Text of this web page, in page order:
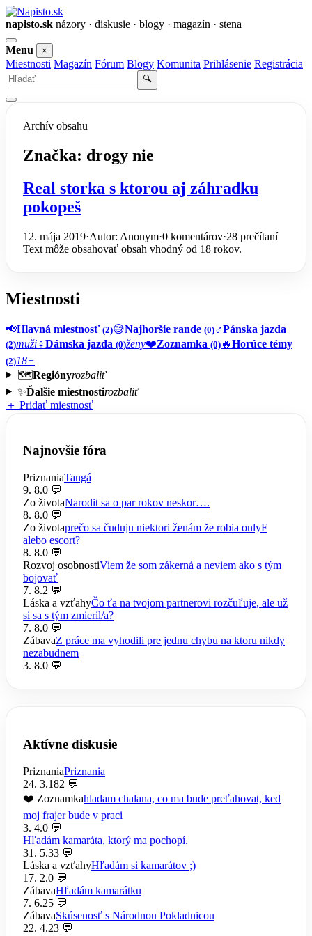
napisto.sk názory · diskusie · blogy · magazín · stena
Otvoriť
menu
Menu ×
Miestnosti Magazín Fórum Blogy Komunita Prihlásenie Registrácia
Vyhľadať
🔍
Archív obsahu
Značka: drogy nie
Real storka s ktorou aj záhradku
pokopeš
12. mája 2019·Autor: Anonym·0 komentárov·28 prečítaní
Text môže obsahovať obsah vhodný od 18 rokov.
Miestnosti
📢Hlavná miestnosť (2)😅Najhoršie rande (0)♂️Pánska jazda
(2)muži♀️Dámska jazda (0)ženy❤️Zoznamka (0) 🔥Horúce témy
(2)18+
🗺️Regiónyrozbaliť
✨Ďalšie miestnostirozbaliť
＋ Pridať miestnosť
Najnovšie fóra
PriznaniaTangá
9. 8.0 💬
Zo životaNarodit sa o par rokov neskor….
8. 8.0 💬
Zo životaprečo sa čuduju niektori ženám že robia onlyF
alebo escort?
8. 8.0 💬
Rozvoj osobnostiViem že som zákerná a neviem ako s tým
bojovať
7. 8.2 💬
Láska a vzťahyČo ťa na tvojom partnerovi rozčuľuje, ale už
si sa s tým zmieril/a?
7. 8.0 💬
ZábavaZ práce ma vyhodili pre jednu chybu na ktoru nikdy
nezabudnem
3. 8.0 💬
Aktívne diskusie
PriznaniaPriznania
24. 3.182 💬
❤️ Zoznamkahladam chalana, co ma bude preťahovat, ked
moj frajer bude v praci
3. 4.0 💬
Hľadám kamaráta, ktorý ma pochopí.
31. 5.33 💬
Láska a vzťahyHľadám si kamarátov ;)
17. 2.0 💬
ZábavaHľadám kamarátku
7. 6.25 💬
ZábavaSkúsenosť s Národnou Pokladnicou
22. 4.23 💬